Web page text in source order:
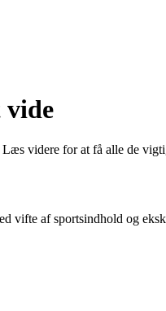
vide
videre for at få alle de
vifte af sportsindhold og